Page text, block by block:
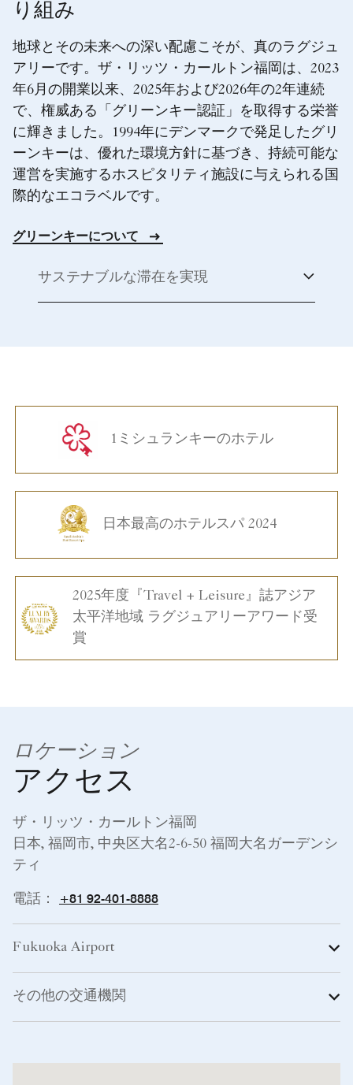
り組み
地球とその未来への深い配慮こそが、真のラグジュ
アリーです。ザ・リッツ・カールトン福岡は、2023
年6月の開業以来、2025年および2026年の2年連続
で、権威ある「グリーンキー認証」を取得する栄誉
に輝きました。1994年にデンマークで発足したグリ
ーンキーは、優れた環境方針に基づき、持続可能な
運営を実施するホスピタリティ施設に与えられる国
際的なエコラベルです。
グリーンキーについて
サステナブルな滞在を実現
1ミシュランキーのホテル
日本最高のホテルスパ 2024
2025年度『Travel + Leisure』誌アジア
太平洋地域 ラグジュアリーアワード受
賞
ロケーション
アクセス
ザ・リッツ・カールトン福岡
日本, 福岡市, 中央区大名2-6-50 福岡大名ガーデンシ
ティ
電話： +81 92-401-8888
Fukuoka Airport
その他の交通機関